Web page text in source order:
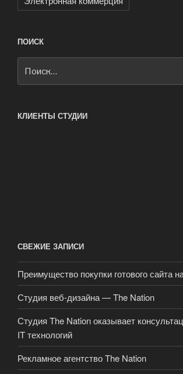
ПОИСК
КЛИЕНТЫ СТУДИИ
СВЕЖИЕ ЗАПИСИ
Преимущество покупки готового сайта
Студия веб-дизайна — The Nation
Студия The Nation оказывает
IT технологий
Рекламное агентство The Nation